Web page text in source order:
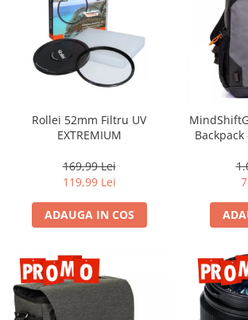
Rollei 52mm Filtru UV
EXTREMIUM
169,99 Lei
119,99 Lei
ADAUGA IN COS